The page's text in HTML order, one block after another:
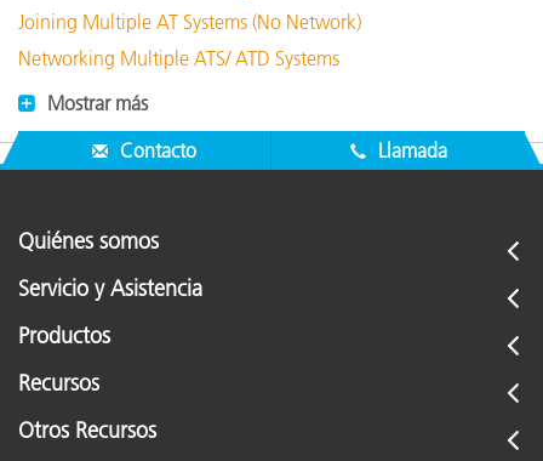
Joining Multiple AT Systems (No Network)
Networking Multiple ATS/ ATD Systems
Mostrar más
Contacto
Llamada
Quiénes somos
Servicio y Asistencia
Productos
Recursos
Otros Recursos